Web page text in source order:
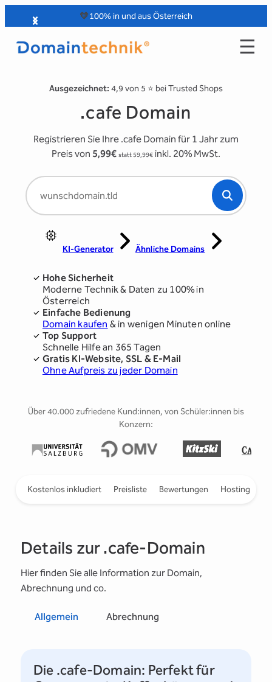
Inhalt
springen
🧡100% in und aus Österreich
☰
Ausgezeichnet: 4,9 von 5 ⭐️ bei Trusted Shops
.cafe Domain
Registrieren Sie Ihre .cafe Domain für 1 Jahr zum
Preis von 5,99€ statt 59,99€ inkl. 20% MwSt.
KI-Generator Ähnliche Domains
Hohe Sicherheit
Moderne Technik & Daten zu 100% in
Österreich
Einfache Bedienung
Domain kaufen & in wenigen Minuten online
Top Support
Schnelle Hilfe an 365 Tagen
Gratis KI-Website, SSL & E-Mail
Ohne Aufpreis zu jeder Domain
Über 40.000 zufriedene Kund:innen, von Schüler:innen bis
Konzern:
Kostenlos inkludiert Preisliste Bewertungen Hosting
Details zur .cafe-Domain
Hier finden Sie alle Information zur Domain,
Abrechnung und co.
Allgemein Abrechnung
Die .cafe-Domain: Perfekt für